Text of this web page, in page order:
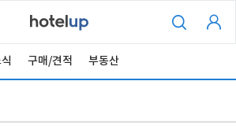
구매/견적 부동산